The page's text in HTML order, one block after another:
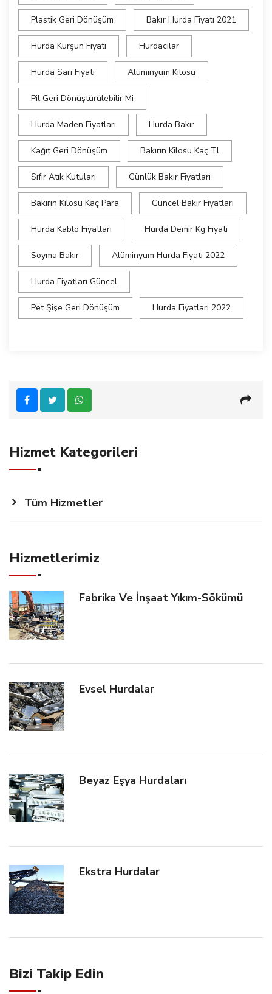
Plastik Geri Dönüşüm Bakır Hurda Fiyatı 2021
Hurda Kurşun Fiyatı Hurdacılar
Hurda Sarı Fiyatı Alüminyum Kilosu
Pil Geri Dönüştürülebilir Mi
Hurda Maden Fiyatları Hurda Bakır
Kağıt Geri Dönüşüm Bakırın Kilosu Kaç Tl
Sıfır Atık Kutuları Günlük Bakır Fiyatları
Bakırın Kilosu Kaç Para Güncel Bakır Fiyatları
Hurda Kablo Fiyatları Hurda Demir Kg Fiyatı
Soyma Bakır Alüminyum Hurda Fiyatı 2022
Hurda Fiyatları Güncel
Pet Şişe Geri Dönüşüm Hurda Fiyatları 2022
Hizmet Kategorileri
Tüm Hizmetler
Hizmetlerimiz
Fabrika Ve İnşaat Yıkım-Sökümü
Evsel Hurdalar
Beyaz Eşya Hurdaları
Ekstra Hurdalar
Bizi Takip Edin